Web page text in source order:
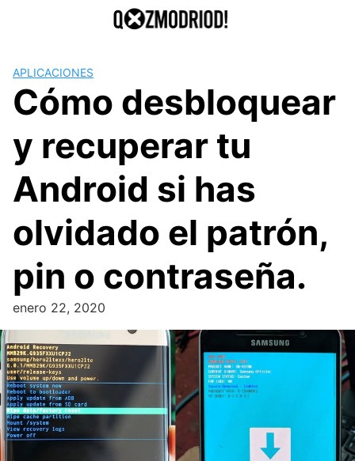
APLICACIONES
Cómo desbloquear
y recuperar tu
Android si has
olvidado el patrón,
pin o contraseña.
enero 22, 2020